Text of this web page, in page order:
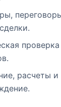
проверка
расчеты и